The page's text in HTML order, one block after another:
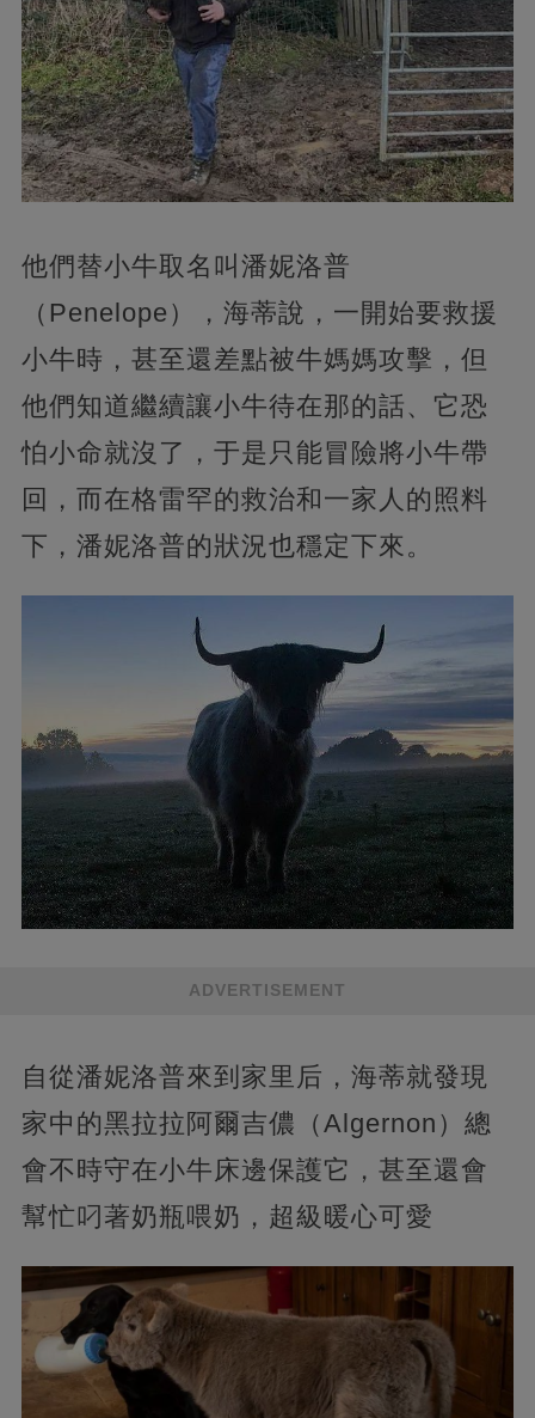
他們替小牛取名叫潘妮洛普
（Penelope），海蒂說，一開始要救援
小牛時，甚至還差點被牛媽媽攻擊，但
他們知道繼續讓小牛待在那的話、它恐
怕小命就沒了，于是只能冒險將小牛帶
回，而在格雷罕的救治和一家人的照料
下，潘妮洛普的狀況也穩定下來。
ADVERTISEMENT
自從潘妮洛普來到家里后，海蒂就發現
家中的黑拉拉阿爾吉儂（Algernon）總
會不時守在小牛床邊保護它，甚至還會
幫忙叼著奶瓶喂奶，超級暖心可愛